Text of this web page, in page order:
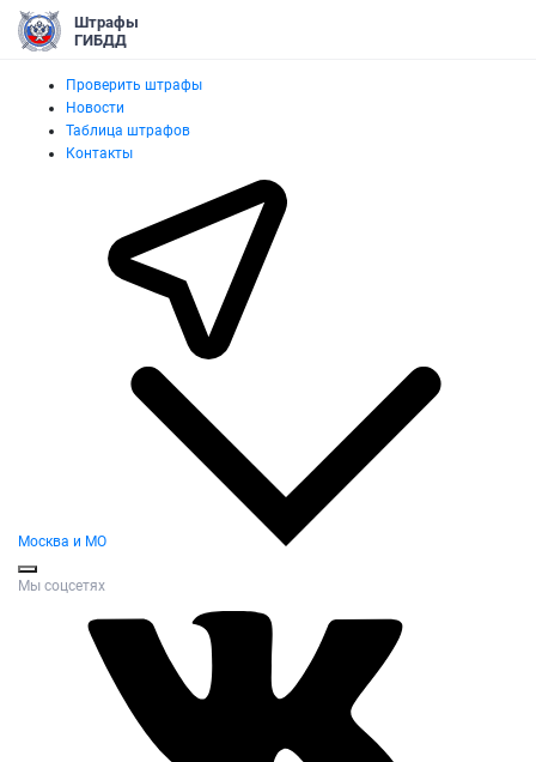
Штрафы
ГИБДД
Проверить штрафы
Новости
Таблица штрафов
Контакты
Москва и МО
Мы соцсетях